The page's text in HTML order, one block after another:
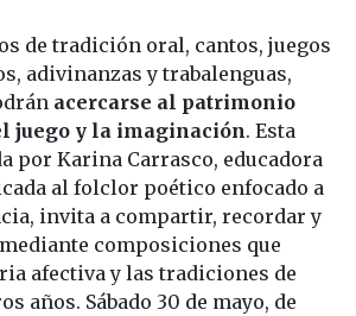
de tradición oral, cantos, juegos
adivinanzas y trabalenguas,
acercarse al patrimonio
juego y la imaginación. Esta
por Karina Carrasco, educadora
al folclor poético enfocado a
invita a compartir, recordar y
composiciones que
afectiva y las tradiciones de
años. Sábado 30 de mayo, de